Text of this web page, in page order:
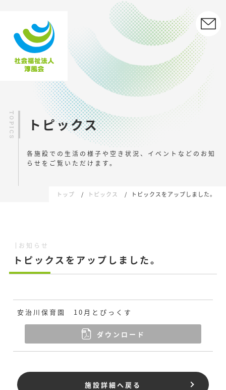
トピックス
各施設での生活の様子や空き状況、イベントなどの お知
らせをご覧いただけます。
トップ トピックス トピックスをアップしました。
お知らせ
トピックスをアップしました。
安治川保育園 10月とぴっくす
ダウンロード
施設詳細へ戻る